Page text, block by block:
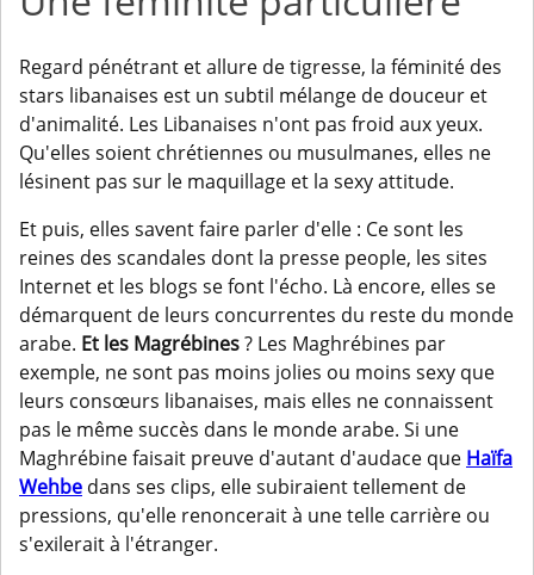
Regard pénétrant et allure de tigresse, la féminité des
stars libanaises est un subtil mélange de douceur et
d'animalité. Les Libanaises n'ont pas froid aux yeux.
Qu'elles soient chrétiennes ou musulmanes, elles ne
lésinent pas sur le maquillage et la sexy attitude.
Et puis, elles savent faire parler d'elle : Ce sont les
reines des scandales dont la presse people, les sites
Internet et les blogs se font l'écho. Là encore, elles se
démarquent de leurs concurrentes du reste du monde
arabe. Et les Magrébines? Les Maghrébines par
exemple, ne sont pas moins jolies ou moins sexy que
leurs consœurs libanaises, mais elles ne connaissent
pas le même succès dans le monde arabe. Si une
Maghrébine faisait preuve d'autant d'audace que Haïfa
Wehbe dans ses clips, elle subiraient tellement de
pressions, qu'elle renoncerait à une telle carrière ou
s'exilerait à l'étranger.